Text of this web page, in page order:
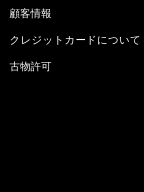
顧客情報 お客様から
クレジットカードについ
古物許可 第